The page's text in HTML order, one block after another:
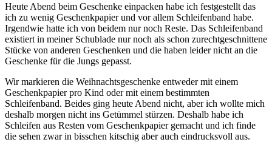
Heute Abend beim Geschenke einpacken habe ich festgestellt das
ich zu wenig Geschenkpapier und vor allem Schleifenband habe.
Irgendwie hatte ich von beidem nur noch Reste. Das Schleifenband
existiert in meiner Schublade nur noch als schon zurechtgeschnittene
Stücke von anderen Geschenken und die haben leider nicht an die
Geschenke für die Jungs gepasst.
Wir markieren die Weihnachtsgeschenke entweder mit einem
Geschenkpapier pro Kind oder mit einem bestimmten
Schleifenband. Beides ging heute Abend nicht, aber ich wollte mich
deshalb morgen nicht ins Getümmel stürzen. Deshalb habe ich
Schleifen aus Resten vom Geschenkpapier gemacht und ich finde
die sehen zwar in bisschen kitschig aber auch eindrucksvoll aus.